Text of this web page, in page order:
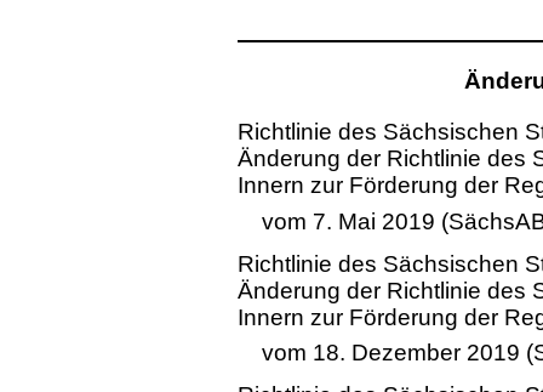
Richtlinie des Sächsischen
Änderung der Richtlinie des
Innern zur Förderung der
vom 7. Mai 2019
Richtlinie des Sächsischen
Änderung der Richtlinie des
Innern zur Förderung der
vom 18. Dezember 2019